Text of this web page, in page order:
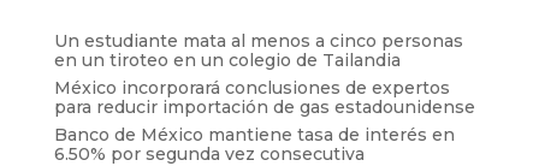
Un estudiante mata al menos a cinco personas
en un tiroteo en un colegio de Tailandia
México incorporará conclusiones de expertos
para reducir importación de gas estadounidense
Banco de México mantiene tasa de interés en
6.50% por segunda vez consecutiva